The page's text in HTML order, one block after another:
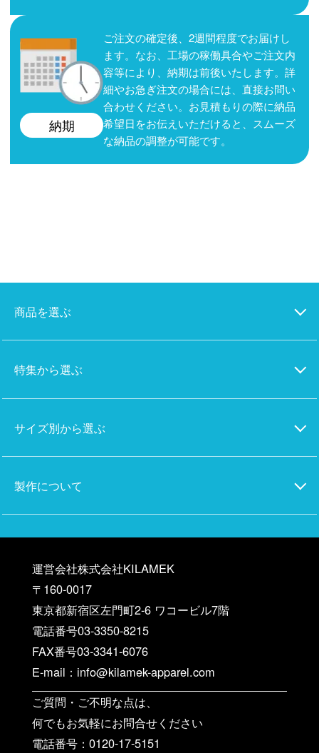
納期
ご注文の確定後、2週間程度でお届けし
ます。なお、工場の稼働具合やご注文内
容等により、納期は前後いたします。詳
細やお急ぎ注文の場合には、直接お問い
合わせください。お見積もりの際に納品
希望日をお伝えいただけると、スムーズ
な納品の調整が可能です。
商品を選ぶ
特集から選ぶ
サイズ別から選ぶ
製作について
運営会社株式会社KILAMEK
〒160-0017
東京都新宿区左門町2-6 ワコービル7階
電話番号03-3350-8215
FAX番号03-3341-6076
E-mail：info@kilamek-apparel.com
ご質問・ご不明な点は、
何でもお気軽にお問合せください
電話番号：0120-17-5151